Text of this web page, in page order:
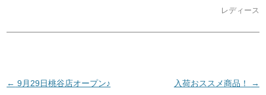
レディース
投稿ナビゲーション
← 9月29日桃谷店オープン♪ 入荷おススメ商品！ →